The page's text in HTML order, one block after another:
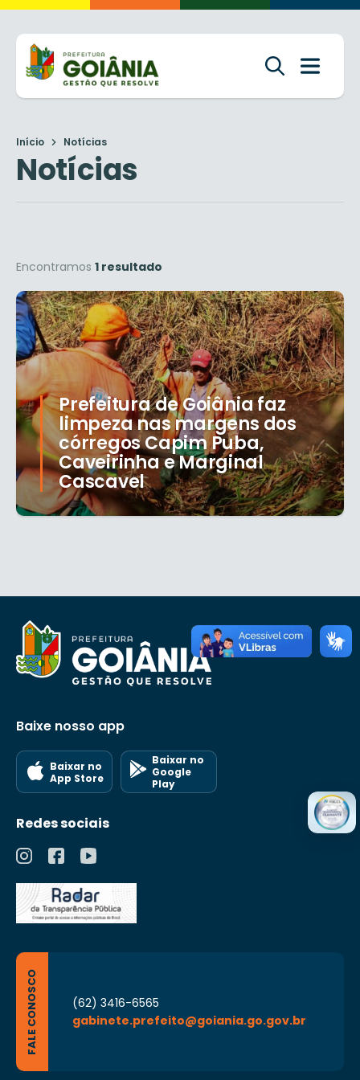
Início Notícias
Notícias
Encontramos 1 resultado
Prefeitura de Goiânia faz
limpeza nas margens dos
córregos Capim Puba,
Caveirinha e Marginal
Cascavel
Baixe nosso app
Baixar no
App Store
Baixar no
Google
Play
Redes sociais
FALE CONOSCO
(62) 3416-6565
gabinete.prefeito@goiania.go.gov.br